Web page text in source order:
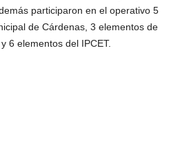
participaron en el operativo 5
de Cárdenas, 3 elementos de
6 elementos del IPCET.